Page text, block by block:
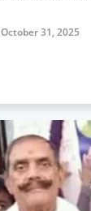
October 31, 2025